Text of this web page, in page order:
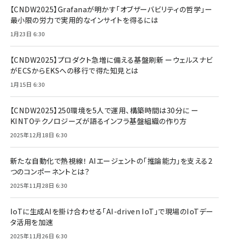
【CNDW2025】Grafanaが明かす「オブザーバビリティの哲学」ー
最小限の労力で実用的なインサイトを得るには
1月23日 6:30
【CNDW2025】プロダクト急増に備える基盤刷新 ーウェルスナビ
がECSからEKSへの移行で得た知見とは
1月15日 6:30
【CNDW2025】250環境を5人で運用、構築時間は30分に ー
KINTOテクノロジーズが語るインフラ基盤組織の作り方
2025年12月18日 6:30
新たな自動化で熱視線！ AIエージェントの「推論能力」を支える2
つのコンポーネントとは？
2025年11月28日 6:30
IoTに生成AIを掛け合わせる「AI-driven IoT」で現場のIoTデー
タ活用を加速
2025年11月26日 6:30